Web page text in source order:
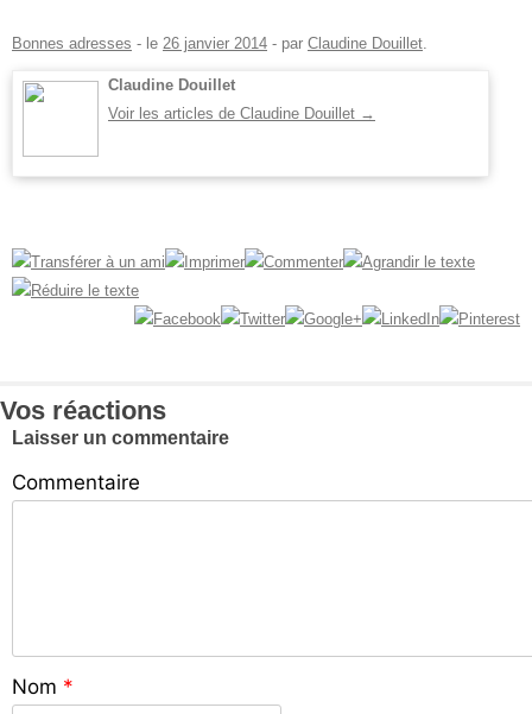
Bonnes adresses - le 26 janvier 2014 - par Claudine Douillet.
Claudine Douillet
Voir les articles de Claudine Douillet →
Vos réactions
Laisser un commentaire
Commentaire
Nom *